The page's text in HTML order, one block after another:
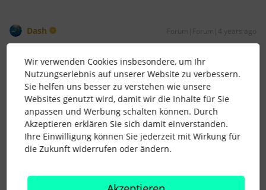
Dash Forum|Forum|4 years ago
Workaround gibt.
Bin gespannt, ich kann den leider nicht bieten.
Aber ich lese weiter mit, finde es interessant.
Beste Grüße
Dash
https://www.linkedin.com/in/hmk-personal-ds
Wir verwenden Cookies insbesondere, um Ihr
Nutzungserlebnis auf unserer Website zu verbessern.
Sie helfen uns besser zu verstehen wie unsere
Websites genutzt wird, damit wir die Inhalte für Sie
anpassen und Werbung schalten können. Durch
Akzeptieren erklären Sie sich damit einverstanden.
Ihre Einwilligung können Sie jederzeit mit Wirkung für
die Zukunft widerrufen oder ändern.